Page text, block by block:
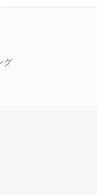
グ